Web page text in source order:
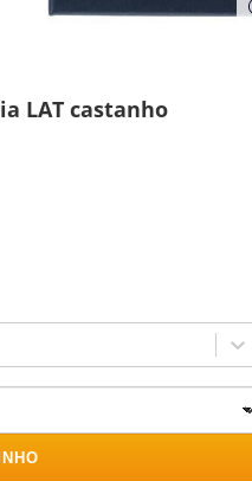
LAT castanho